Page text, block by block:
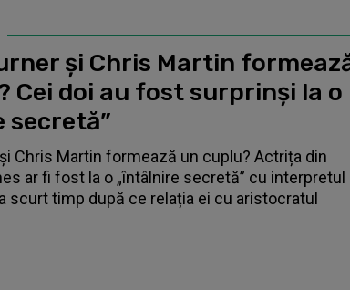
și Chris Martin
Cei doi au fost surprinși la o
secretă”
Chris Martin formează un cuplu? Actrița din
ar fi fost la o „întâlnire secretă” cu interpretul
scurt timp după ce relația ei cu aristocratul